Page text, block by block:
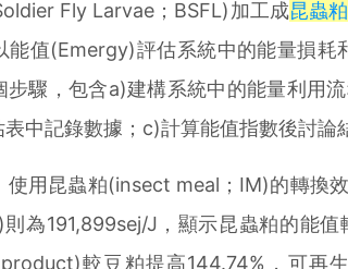
Fly Larvae；BSFL)加工成昆蟲粕
能值(Emergy)評估系統中的能量損耗
步驟，包含a)建構系統中的能量利用
中記錄數據；c)計算能值指數後討論
用昆蟲粕(insect meal；IM)的轉換
為191,899sej/J，顯示昆蟲粕的能
較豆粕提高144.74%，可再